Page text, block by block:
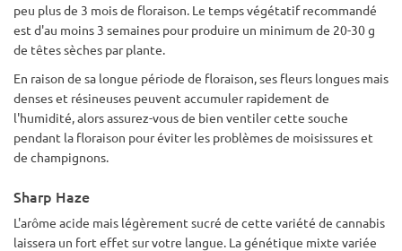
peu plus de 3 mois de floraison. Le temps végétatif recommandé
est d'au moins 3 semaines pour produire un minimum de 20-30 g
de têtes sèches par plante.
En raison de sa longue période de floraison, ses fleurs longues mais
denses et résineuses peuvent accumuler rapidement de
l'humidité, alors assurez-vous de bien ventiler cette souche
pendant la floraison pour éviter les problèmes de moisissures et
de champignons.
Sharp Haze
L'arôme acide mais légèrement sucré de cette variété de cannabis
laissera un fort effet sur votre langue. La génétique mixte variée